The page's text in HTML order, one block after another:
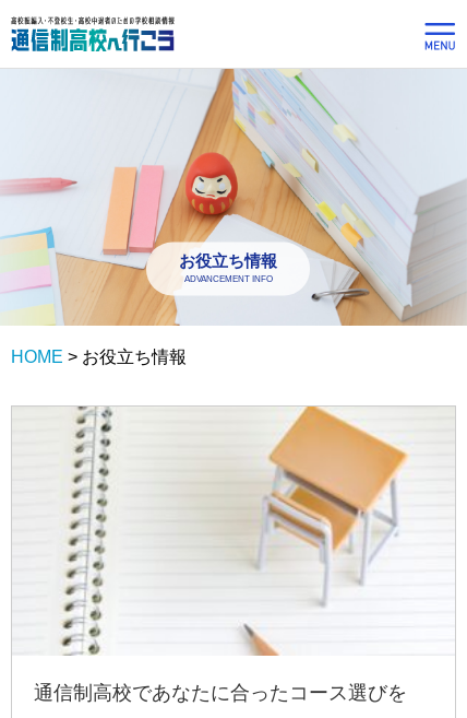
お役立ち情報
ADVANCEMENT INFO
HOME > お役立ち情報
通信制高校であなたに合ったコース選びを